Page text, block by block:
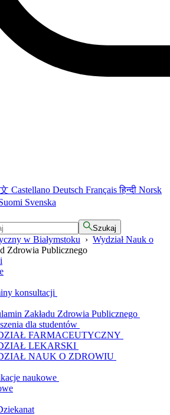
Castellano Deutsch Françaisहिन्दी Norsk
Svenska
Szukaj
w Białymstoku › Wydział Nauk o
Zdrowia Publicznego
konsultacji
Zakładu Zdrowia Publicznego
dla studentów
FARMACEUTYCZNY
LEKARSKI
NAUK O ZDROWIU
naukowe